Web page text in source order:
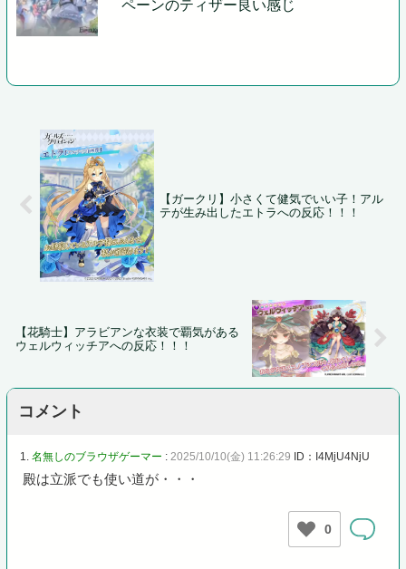
ペーンのティザー良い感じ
【ガークリ】小さくて健気でいい子！アル
テが生み出したエトラへの反応！！！
【花騎士】アラビアンな衣装で覇気がある
ウェルウィッチアへの反応！！！
コメント
1. 名無しのブラウザゲーマー : 2025/10/10(金) 11:26:29 ID：I4MjU4NjU
殿は立派でも使い道が・・・
0